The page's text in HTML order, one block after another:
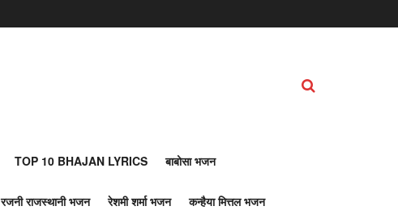
TOP 10 BHAJAN LYRICS बाबोसा भजन
रजनी राजस्थानी भजन रेशमी शर्मा भजन कन्हैया मित्तल भजन